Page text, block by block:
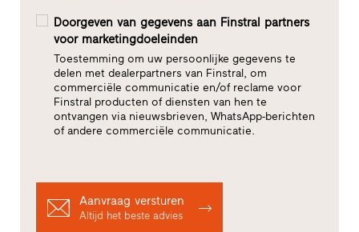
Doorgeven van gegevens aan Finstral partners
voor marketingdoeleinden
Toestemming om uw persoonlijke gegevens te
delen met dealerpartners van Finstral, om
commerciële communicatie en/of reclame voor
Finstral producten of diensten van hen te
ontvangen via nieuwsbrieven, WhatsApp-berichten
of andere commerciële communicatie.
Aanvraag versturen
Altijd het beste advies